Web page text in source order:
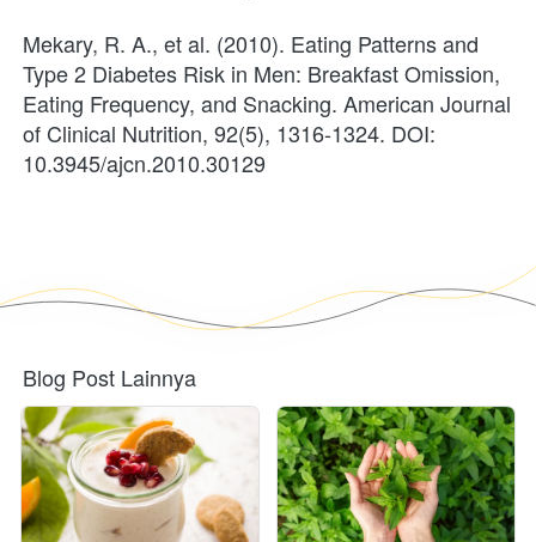
Mekary, R. A., et al. (2010). Eating Patterns and
Type 2 Diabetes Risk in Men: Breakfast Omission,
Eating Frequency, and Snacking. American Journal
of Clinical Nutrition, 92(5), 1316-1324. DOI:
10.3945/ajcn.2010.30129
Blog Post Lainnya